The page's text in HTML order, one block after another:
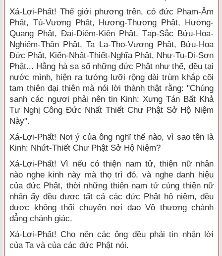
Xá-Lợi-Phất! Thế giới phương trên, có đức Phạm-Âm
Phật, Tú-Vương Phật, Hương-Thượng Phật, Hương-
Quang Phật, Đại-Diệm-Kiên Phật, Tạp-Sắc Bửu-Hoa-
Nghiêm-Thân Phật, Ta La-Thọ-Vương Phật, Bửu-Hoa
Đức Phật, Kiến-Nhất-Thiết-Nghĩa Phật, Như-Tu-Di-Sơn
Phật... Hằng hà sa số những đức Phật như thế, đều tại
nước mình, hiện ra tướng lưỡi rộng dài trùm khắp cõi
tam thiên đại thiên mà nói lời thành thật rằng: "Chúng
sanh các ngươi phải nên tin Kinh: Xưng Tán Bất Khả
Tư Nghị Công Đức Nhất Thiết Chư Phật Sở Hộ Niệm
Này".
Xá-Lợi-Phất! Nơi ý của ông nghĩ thế nào, vì sao tên là
Kinh: Nhứt-Thiết Chư Phật Sở Hộ Niệm?
Xá-Lợi-Phất! Vì nếu có thiện nam tử, thiện nữ nhân
nào nghe kinh này mà thọ trì đó, và nghe danh hiệu
của đức Phật, thời những thiện nam tử cùng thiện nữ
nhân ấy đều được tất cả các đức Phật hộ niệm, đều
được không thối chuyển nơi đạo Vô thượng chánh
đẳng chánh giác.
Xá-Lợi-Phất! Cho nên các ông đều phải tin nhận lời
của Ta và của các đức Phật nói.